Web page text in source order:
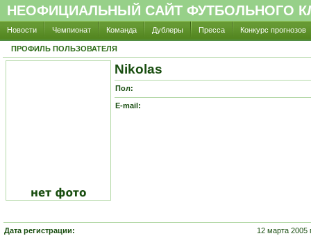
НЕОФИЦИАЛЬНЫЙ САЙТ ФУТБОЛЬНОГО
Новости Чемпионат Команда Дублеры Пресса Конкурс прогнозов
ПРОФИЛЬ ПОЛЬЗОВАТЕЛЯ
Nikolas
Пол:
E-mail:
Дата регистрации: 12 марта 2005